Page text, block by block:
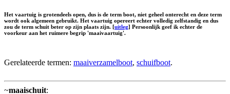
Het vaartuig is grotendeels open, dus is de term boot, niet geheel onterecht en deze term
wordt ook algemeen gebruikt. Het vaartuig opereert echter volledig zelfstandig en dus
zou de term schuit beter op zijn plaats zijn. [uitleg] Persoonlijk geef ik echter de
voorkeur aan het ruimere begrip 'maaivaartuig'.
Gerelateerde termen: maaiverzamelboot, schuifboot.
~maaischuit: